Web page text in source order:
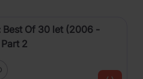
Best Of 30 let (2006 -
2